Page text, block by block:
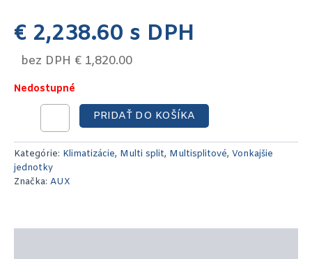
€ 2,238.60 s DPH
bez DPH € 1,820.00
Nedostupné
PRIDAŤ DO KOŠÍKA
Kategórie: Klimatizácie, Multi split, Multisplitové, Vonkajšie
jednotky
Značka: AUX